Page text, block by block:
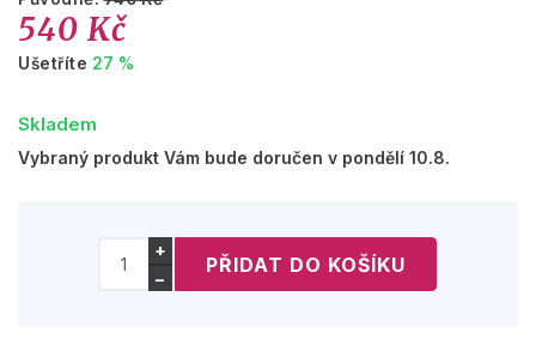
540 Kč
Ušetříte 27 %
Skladem
Vybraný produkt Vám bude doručen v pondělí 10.8.
+
−